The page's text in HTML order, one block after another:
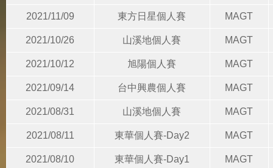
2021/11/09 東方日星個人賽 MAGT
2021/10/26 山溪地個人賽 MAGT
2021/10/12 旭陽個人賽 MAGT
2021/09/14 台中興農個人賽 MAGT
2021/08/31 山溪地個人賽 MAGT
2021/08/11 東華個人賽-Day2 MAGT
2021/08/10 東華個人賽-Day1 MAGT